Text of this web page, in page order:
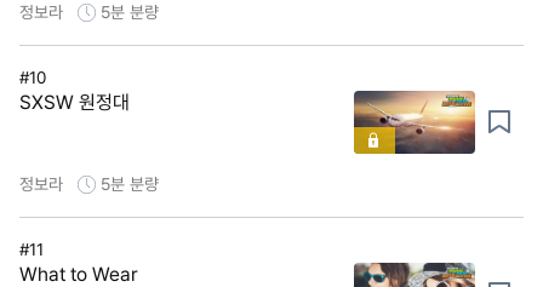
정보라 5분 분량
#10
SXSW 원정대
정보라 5분 분량
#11
What to Wear